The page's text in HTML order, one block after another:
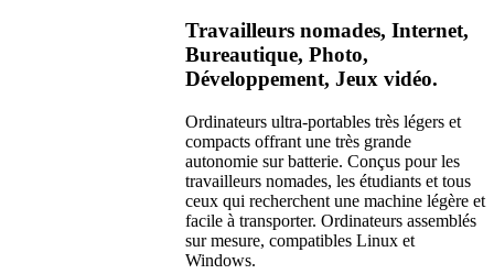
Travailleurs nomades, Internet,
Bureautique, Photo,
Développement, Jeux vidéo.
Ordinateurs ultra-portables très légers et
compacts offrant une très grande
autonomie sur batterie. Conçus pour les
travailleurs nomades, les étudiants et tous
ceux qui recherchent une machine légère et
facile à transporter. Ordinateurs assemblés
sur mesure, compatibles Linux et
Windows.